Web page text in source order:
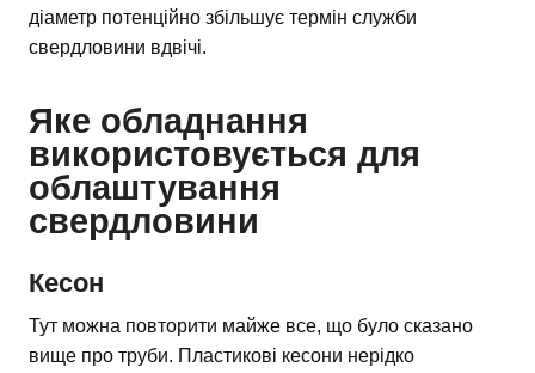
діаметр потенційно збільшує термін служби
свердловини вдвічі.
Яке обладнання
використовується для
облаштування
свердловини
Кесон
Тут можна повторити майже все, що було сказано
вище про труби. Пластикові кесони нерідко